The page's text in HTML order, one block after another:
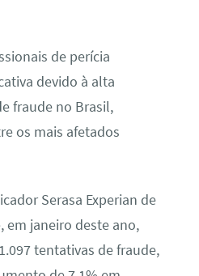
de perícia
devido à alta
fraude no Brasil,
os mais afetados
Serasa Experian de
em janeiro deste ano,
tentativas de fraude,